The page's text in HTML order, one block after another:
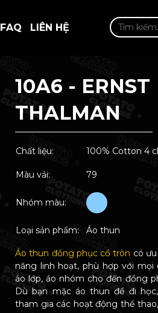
FAQ LIÊN HỆ
10A6 - ERNST
THALMAN
Chất liệu: 100% Cotton 4
Màu vải: 79
Nhóm màu:
Loại sản phẩm: Áo thun
Áo thun đồng phục cổ tròn có
năng linh hoạt, phù hợp với
áo lớp, áo nhóm cho đến đồng
Dù bạn mặc áo thun để đi
tham gia các hoạt động thể